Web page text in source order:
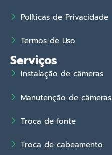
Políticas de Privacidade
Termos de Uso
Serviços
Instalação de câmeras
Manutenção de câmeras
Troca de fonte
Troca de cabeamento